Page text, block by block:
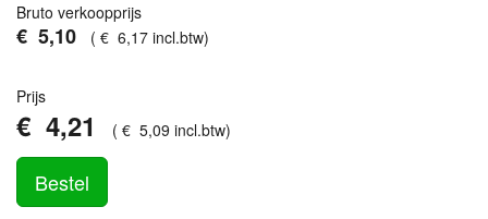
Bruto verkoopprijs
€ 5,10 ( € 6,17 incl.btw)
Prijs
€ 4,21 ( € 5,09 incl.btw)
Bestel